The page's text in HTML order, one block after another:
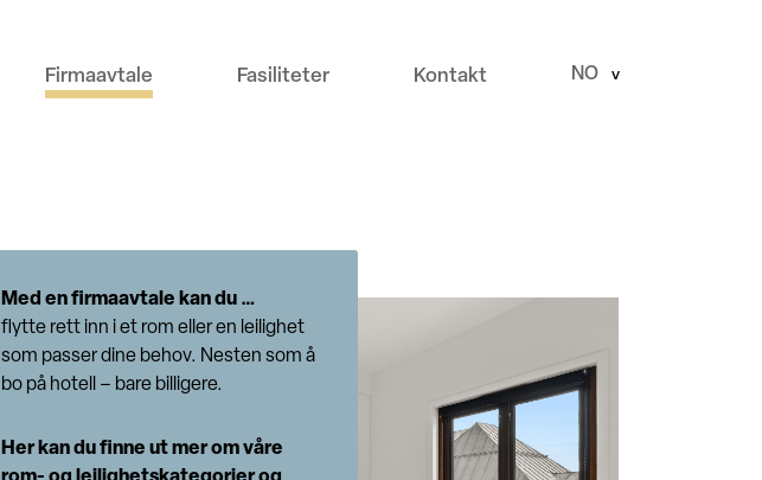
Firmaavtale Fasiliteter Kontakt NO >
Med en firmaavtale kan du …
flytte rett inn i et rom eller en leilighet
som passer dine behov. Nesten som å
bo på hotell – bare billigere.
Her kan du finne ut mer om våre